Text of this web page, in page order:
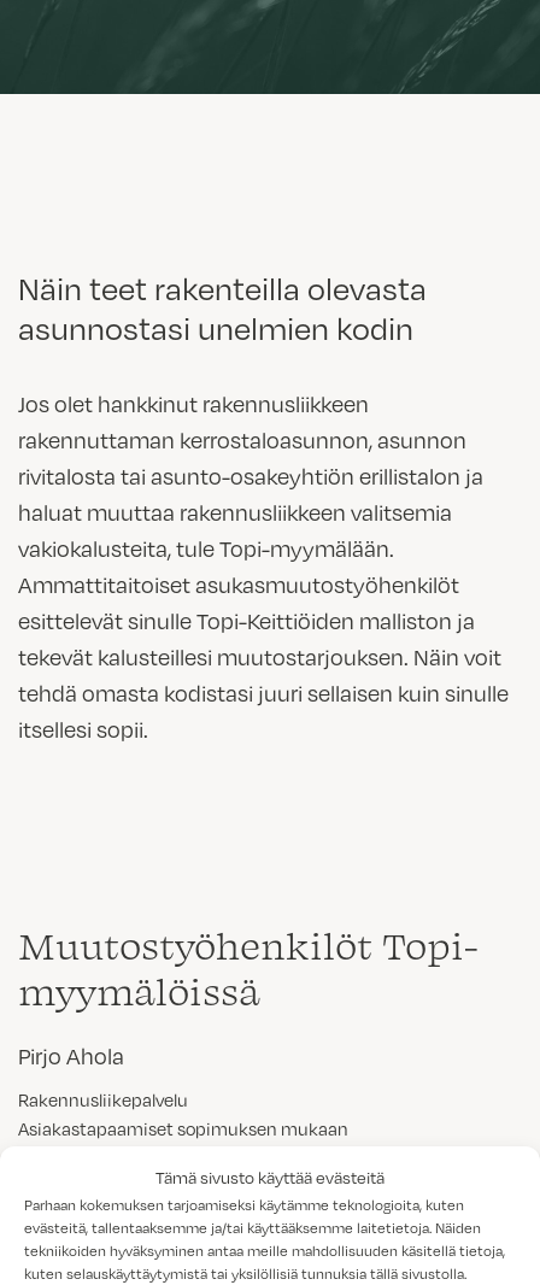
Tämä sivusto käyttää evästeitä
Parhaan kokemuksen tarjoamiseksi käytämme teknologioita, kuten
evästeitä, tallentaaksemme ja/tai käyttääksemme laitetietoja. Näiden
tekniikoiden hyväksyminen antaa meille mahdollisuuden käsitellä tietoja,
kuten selauskäyttäytymistä tai yksilöllisiä tunnuksia tällä sivustolla.
Näin teet rakenteilla olevasta
asunnostasi unelmien kodin
Jos olet hankkinut rakennusliikkeen
rakennuttaman kerrostaloasunnon, asunnon
rivitalosta tai asunto-osakeyhtiön erillistalon ja
haluat muuttaa rakennusliikkeen valitsemia
vakiokalusteita, tule Topi-myymälään.
Ammattitaitoiset asukasmuutostyöhenkilöt
esittelevät sinulle Topi-Keittiöiden malliston ja
tekevät kalusteillesi muutostarjouksen. Näin voit
tehdä omasta kodistasi juuri sellaisen kuin sinulle
itsellesi sopii.
Muutostyöhenkilöt Topi-
myymälöissä
Pirjo Ahola
Rakennusliikepalvelu
Asiakastapaamiset sopimuksen mukaan
pirjo.ahola@topi-keittiot.fi
Topi-Keittiöt Vantaa